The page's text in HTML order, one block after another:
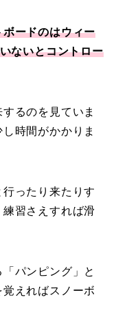
ードのはウィー
ないとコントロー
るのを見ていま
時間がかかりま
ったり来たりす
習さえすれば滑
パンピング」と
えればスノーボ